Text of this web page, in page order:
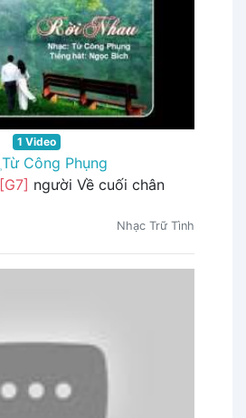
1 Video
Từ Công Phụng
[G7] người Về cuối chân
Nhạc Trữ Tình